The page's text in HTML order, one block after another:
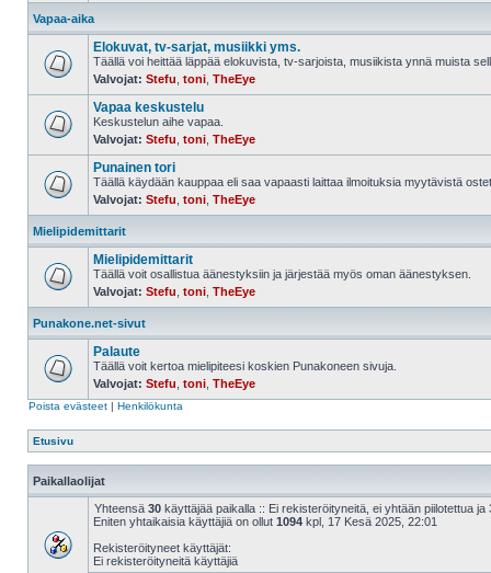
Vapaa-aika
Elokuvat, tv-sarjat, musiikki yms.
Täällä voi heittää läppää elokuvista, tv-sarjoista, musiikista ynnä muista
Valvojat: Stefu toni TheEye
Vapaa keskustelu
Keskustelun aihe vapaa.
Valvojat: Stefu toni TheEye
Punainen tori
Täällä käydään kauppaa eli saa vapaasti laittaa ilmoituksia myytävistä
Valvojat: Stefu toni TheEye
Mielipidemittarit
Mielipidemittarit
Täällä voit osallistua äänestyksiin ja järjestää myös oman äänestyksen.
Valvojat: Stefu toni TheEye
Punakone.net-sivut
Palaute
Täällä voit kertoa mielipiteesi koskien Punakoneen sivuja.
Valvojat: Stefu toni TheEye
Poista evästeet | Henkilökunta
Etusivu
Paikallaolijat
Yhteensä 30 käyttäjää paikalla :: Ei rekisteröityneitä, ei yhtään piilotettua
Eniten yhtaikaisia käyttäjiä on ollut 1094 kpl, 17 Kesä 2025, 22:01
Rekisteröityneet käyttäjät:
Ei rekisteröityneitä käyttäjiä